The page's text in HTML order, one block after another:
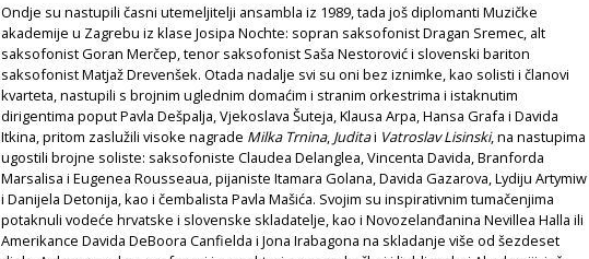
Ondje su nastupili časni utemeljitelji ansambla iz 1989, tada još diplomanti Muzičke
akademije u Zagrebu iz klase Josipa Nochte: sopran saksofonist Dragan Sremec, alt
saksofonist Goran Merčep, tenor saksofonist Saša Nestorović i slovenski bariton
saksofonist Matjaž Drevenšek. Otada nadalje svi su oni bez iznimke, kao solisti i članovi
kvarteta, nastupili s brojnim uglednim domaćim i stranim orkestrima i istaknutim
dirigentima poput Pavla Dešpalja, Vjekoslava Šuteja, Klausa Arpa, Hansa Grafa i Davida
Itkina, pritom zaslužili visoke nagrade Milka Trnina, Juditai Vatroslav Lisinski, na nastupima
ugostili brojne soliste: saksofoniste Claudea Delanglea, Vincenta Davida, Branforda
Marsalisa i Eugenea Rousseaua, pijaniste Itamara Golana, Davida Gazarova, Lydiju Artymiw
i Danijela Detonija, kao i čembalista Pavla Mašića. Svojim su inspirativnim tumačenjima
potaknuli vodeće hrvatske i slovenske skladatelje, kao i Novozelanđanina Nevillea Halla ili
Amerikance Davida DeBoora Canfielda i Jona Irabagona na skladanje više od šezdeset